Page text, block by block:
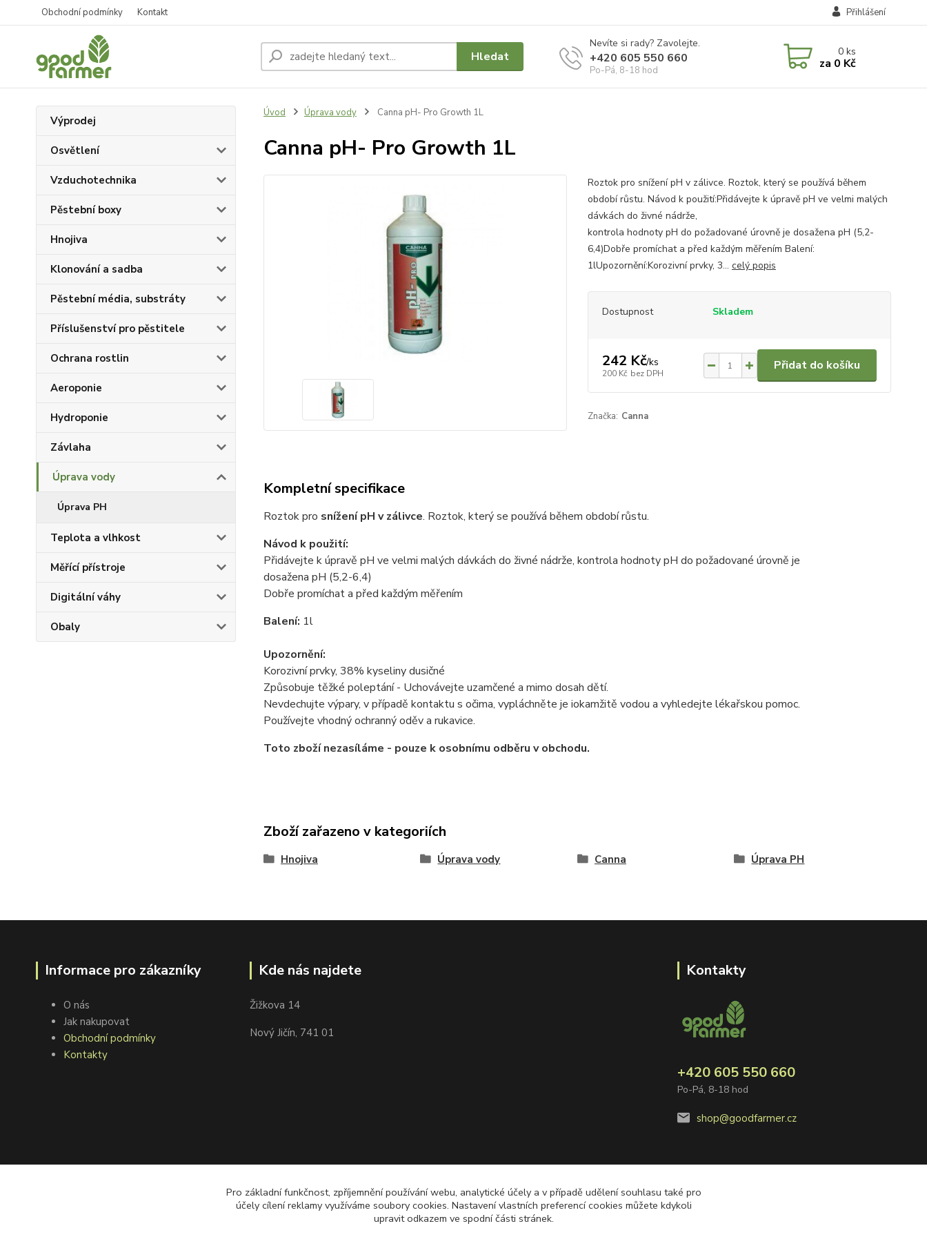
Obchodní podmínky Kontakt Přihlášení
Hledat
Nevíte si rady? Zavolejte.
+420 605 550 660
Po-Pá, 8-18 hod
0ks
za 0 Kč
Výprodej
Osvětlení
Vzduchotechnika
Pěstební boxy
Hnojiva
Klonování a sadba
Pěstební média, substráty
Příslušenství pro pěstitele
Ochrana rostlin
Aeroponie
Hydroponie
Závlaha
Úprava vody
Úprava PH
Teplota a vlhkost
Měřící přístroje
Digitální váhy
Obaly
Úvod Úprava vody Canna pH- Pro Growth 1L
Canna pH- Pro Growth 1L
Roztok pro snížení pH v zálivce. Roztok, který se používá během
období růstu. Návod k použití:Přidávejte k úpravě pH ve velmi malých
dávkách do živné nádrže,
kontrola hodnoty pH do požadované úrovně je dosažena pH (5,2-
6,4)Dobře promíchat a před každým měřením Balení:
1lUpozornění:Korozivní prvky, 3... celý popis
Dostupnost Skladem
242 Kč/ks
200 Kč bez DPH
Přidat do košíku
Značka: Canna
Kompletní specifikace
Roztok pro snížení pH v zálivce. Roztok, který se používá během období růstu.
Návod k použití:
Přidávejte k úpravě pH ve velmi malých dávkách do živné nádrže, kontrola hodnoty pH do požadované úrovně je
dosažena pH (5,2-6,4)
Dobře promíchat a před každým měřením
Balení: 1l
Upozornění:
Korozivní prvky, 38% kyseliny dusičné
Způsobuje těžké poleptání - Uchovávejte uzamčené a mimo dosah dětí.
Nevdechujte výpary, v případě kontaktu s očima, vypláchněte je iokamžitě vodou a vyhledejte lékařskou pomoc.
Používejte vhodný ochranný oděv a rukavice.
Toto zboží nezasíláme - pouze k osobnímu odběru v obchodu.
Zboží zařazeno v kategoriích
Hnojiva Úprava vody Canna Úprava PH
Informace pro zákazníky
O nás
Jak nakupovat
Obchodní podmínky
Kontakty
Kde nás najdete
Žižkova 14
Nový Jičín, 741 01
Kontakty
+420 605 550 660
Po-Pá, 8-18 hod
shop@goodfarmer.cz
Pro základní funkčnost, zpříjemnění používání webu, analytické účely a v případě udělení souhlasu také pro
účely cílení reklamy využíváme soubory cookies. Nastavení vlastních preferencí cookies můžete kdykoli
upravit odkazem ve spodní části stránek.